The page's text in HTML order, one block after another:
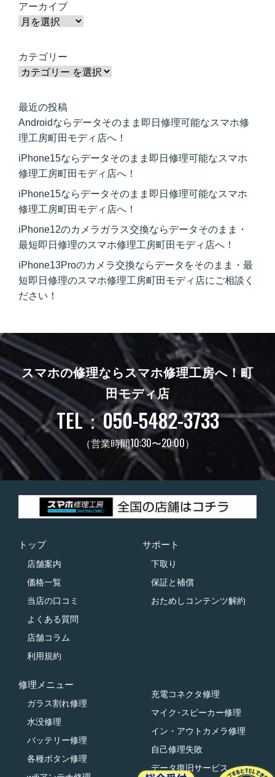
アーカイブ
カテゴリー
最近の投稿
Androidならデータそのまま即日修理可能なスマホ修
理工房町田モディ店へ！
iPhone15ならデータそのまま即日修理可能なスマホ
修理工房町田モディ店へ！
iPhone15ならデータそのまま即日修理可能なスマホ
修理工房町田モディ店へ！
iPhone12のカメラガラス交換ならデータそのまま・
最短即日修理のスマホ修理工房町田モディ店へ！
iPhone13Proのカメラ交換ならデータをそのまま・最
短即日修理のスマホ修理工房町田モディ店にご相談く
ださい！
スマホの修理ならスマホ修理工房へ！ 町
田モディ店
TEL：050-5482-3733
（営業時間10:30〜20:00）
トップ
店舗案内
価格一覧
当店の口コミ
よくある質問
店舗コラム
利用規約
サポート
下取り
保証と補償
おためしコンテンツ解約
修理メニュー
ガラス割れ修理
水没修理
バッテリー修理
各種ボタン修理
充電コネクタ修理
マイク･スピーカー修理
イン・アウトカメラ修理
自己修理失敗
データ復旧サービス